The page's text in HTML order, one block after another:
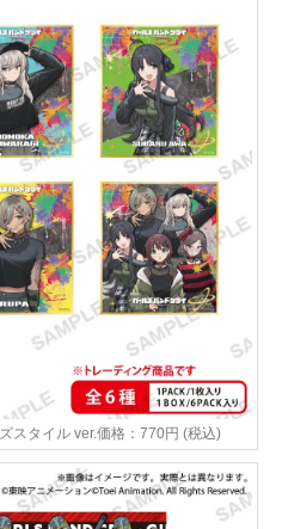
スタイル ver.価格：770円 (税込)